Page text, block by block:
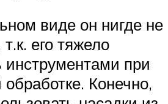
виде он нигде не
его тяжело
инструментами при
Конечно,